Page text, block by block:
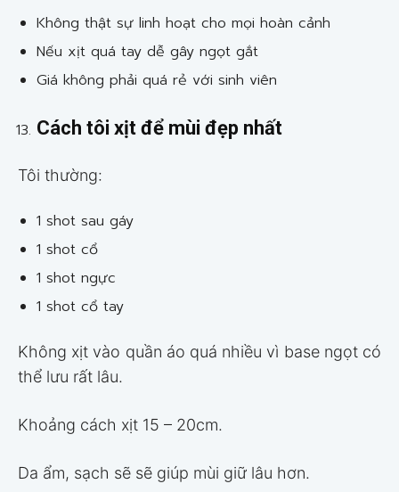
Không thật sự linh hoạt cho mọi hoàn cảnh
Nếu xịt quá tay dễ gây ngọt gắt
Giá không phải quá rẻ với sinh viên
Cách tôi xịt để mùi đẹp nhất
Tôi thường:
1 shot sau gáy
1 shot cổ
1 shot ngực
1 shot cổ tay
Không xịt vào quần áo quá nhiều vì base ngọt có
thể lưu rất lâu.
Khoảng cách xịt 15 – 20cm.
Da ẩm, sạch sẽ sẽ giúp mùi giữ lâu hơn.